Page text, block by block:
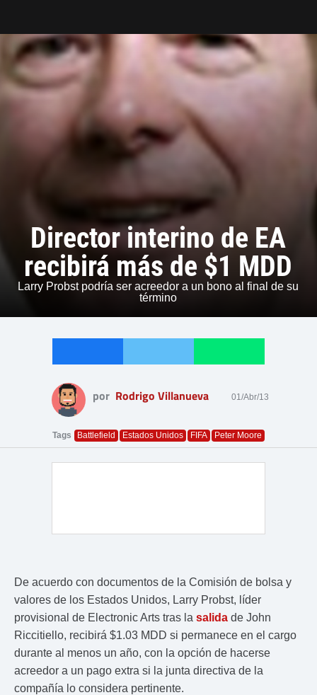
Director interino de EA
recibirá más de $1 MDD
Larry Probst podría ser acreedor a un bono al final de su
término
por Rodrigo Villanueva 01/Abr/13
Tags Battlefield Estados Unidos FIFA Peter Moore
De acuerdo con documentos de la Comisión de bolsa y
valores de los Estados Unidos, Larry Probst, líder
provisional de Electronic Arts tras la salida de John
Riccitiello, recibirá $1.03 MDD si permanece en el cargo
durante al menos un año, con la opción de hacerse
acreedor a un pago extra si la junta directiva de la
compañía lo considera pertinente.